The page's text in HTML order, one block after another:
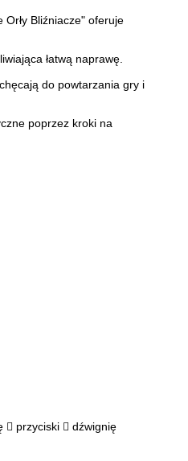
Orły Bliźniacze" oferuje
łatwą naprawę.
do powtarzania gry i
poprzez kroki na
 przyciski  dźwignię